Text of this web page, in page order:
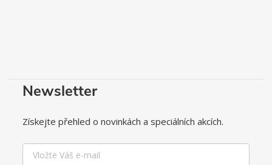
Newsletter
Získejte přehled o novinkách a speciálních akcích.